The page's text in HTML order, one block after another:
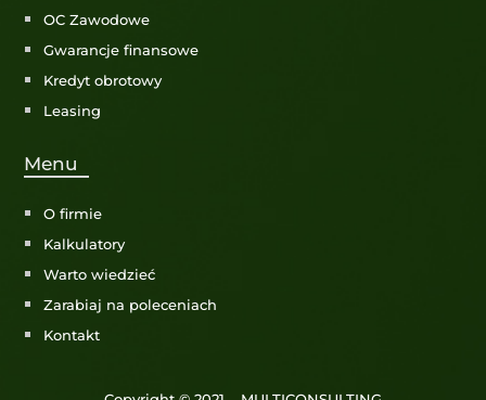
OC Zawodowe
Gwarancje finansowe
Kredyt obrotowy
Leasing
Menu
O firmie
Kalkulatory
Warto wiedzieć
Zarabiaj na poleceniach
Kontakt